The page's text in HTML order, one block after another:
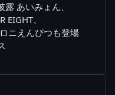
あいみょん、
EIGHT、
ニえんぴつも登場